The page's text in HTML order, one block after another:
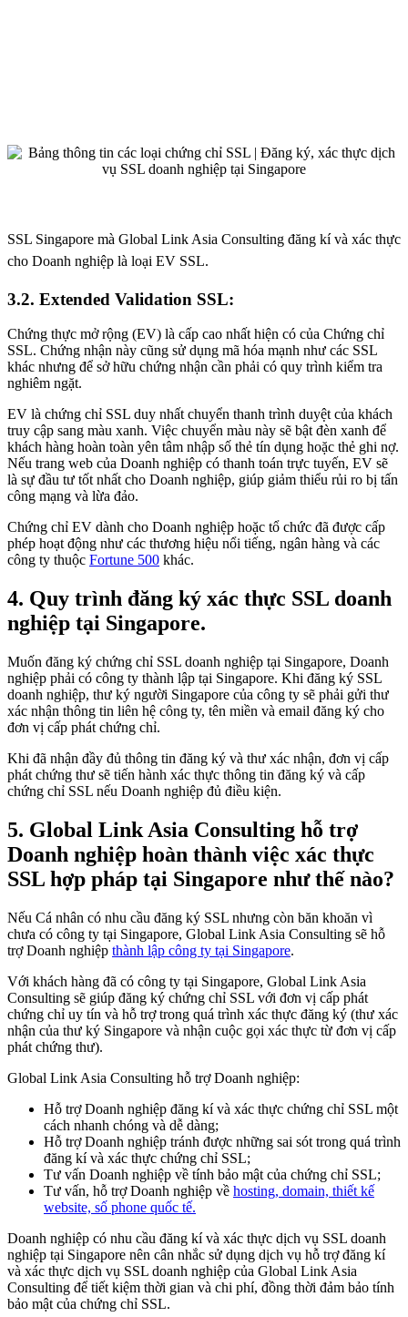
SSL Singapore mà Global Link Asia Consulting đăng kí và xác thực
cho Doanh nghiệp là loại EV SSL.
3.2. Extended Validation SSL:
Chứng thực mở rộng (EV) là cấp cao nhất hiện có của Chứng chỉ
SSL. Chứng nhận này cũng sử dụng mã hóa mạnh như các SSL
khác nhưng để sở hữu chứng nhận cần phải có quy trình kiểm tra
nghiêm ngặt.
EV là chứng chỉ SSL duy nhất chuyển thanh trình duyệt của khách
truy cập sang màu xanh. Việc chuyển màu này sẽ bật đèn xanh để
khách hàng hoàn toàn yên tâm nhập số thẻ tín dụng hoặc thẻ ghi nợ.
Nếu trang web của Doanh nghiệp có thanh toán trực tuyến, EV sẽ
là sự đầu tư tốt nhất cho Doanh nghiệp, giúp giảm thiểu rủi ro bị tấn
công mạng và lừa đảo.
Chứng chỉ EV dành cho Doanh nghiệp hoặc tổ chức đã được cấp
phép hoạt động như các thương hiệu nổi tiếng, ngân hàng và các
công ty thuộc Fortune 500 khác.
4. Quy trình đăng ký xác thực SSL doanh
nghiệp tại Singapore.
Muốn đăng ký chứng chỉ SSL doanh nghiệp tại Singapore, Doanh
nghiệp phải có công ty thành lập tại Singapore. Khi đăng ký SSL
doanh nghiệp, thư ký người Singapore của công ty sẽ phải gửi thư
xác nhận thông tin liên hệ công ty, tên miền và email đăng ký cho
đơn vị cấp phát chứng chỉ.
Khi đã nhận đầy đủ thông tin đăng ký và thư xác nhận, đơn vị cấp
phát chứng thư sẽ tiến hành xác thực thông tin đăng ký và cấp
chứng chỉ SSL nếu Doanh nghiệp đủ điều kiện.
5. Global Link Asia Consulting hỗ trợ
Doanh nghiệp hoàn thành việc xác thực
SSL hợp pháp tại Singapore như thế nào?
Nếu Cá nhân có nhu cầu đăng ký SSL nhưng còn băn khoăn vì
chưa có công ty tại Singapore, Global Link Asia Consulting sẽ hỗ
trợ Doanh nghiệp thành lập công ty tại Singapore.
Với khách hàng đã có công ty tại Singapore, Global Link Asia
Consulting sẽ giúp đăng ký chứng chỉ SSL với đơn vị cấp phát
chứng chỉ uy tín và hỗ trợ trong quá trình xác thực đăng ký (thư xác
nhận của thư ký Singapore và nhận cuộc gọi xác thực từ đơn vị cấp
phát chứng thư).
Global Link Asia Consulting hỗ trợ Doanh nghiệp:
Hỗ trợ Doanh nghiệp đăng kí và xác thực chứng chỉ SSL một
cách nhanh chóng và dễ dàng;
Hỗ trợ Doanh nghiệp tránh được những sai sót trong quá trình
đăng kí và xác thực chứng chỉ SSL;
Tư vấn Doanh nghiệp về tính bảo mật của chứng chỉ SSL;
Tư vấn, hỗ trợ Doanh nghiệp về hosting, domain, thiết kế
website, số phone quốc tế.
Doanh nghiệp có nhu cầu đăng kí và xác thực dịch vụ SSL doanh
nghiệp tại Singapore nên cân nhắc sử dụng dịch vụ hỗ trợ đăng kí
và xác thực dịch vụ SSL doanh nghiệp của Global Link Asia
Consulting để tiết kiệm thời gian và chi phí, đồng thời đảm bảo tính
bảo mật của chứng chỉ SSL.